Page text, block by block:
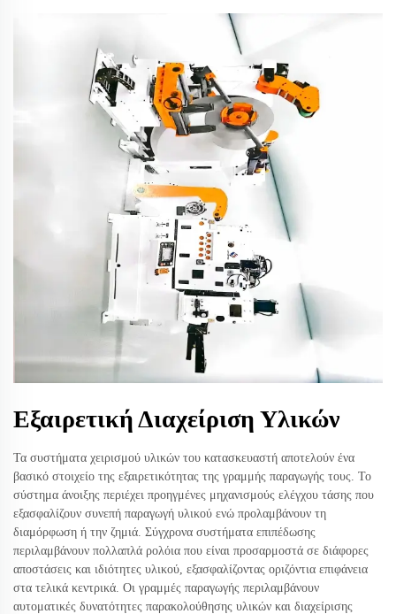
Εξαιρετική Διαχείριση Υλικών
Τα συστήματα χειρισμού υλικών του κατασκευαστή αποτελούν ένα
βασικό στοιχείο της εξαιρετικότητας της γραμμής παραγωγής τους. Το
σύστημα άνοιξης περιέχει προηγμένες μηχανισμούς ελέγχου τάσης που
εξασφαλίζουν συνεπή παραγωγή υλικού ενώ προλαμβάνουν τη
διαμόρφωση ή την ζημιά. Σύγχρονα συστήματα επιπέδωσης
περιλαμβάνουν πολλαπλά ρολόια που είναι προσαρμοστά σε διάφορες
αποστάσεις και ιδιότητες υλικού, εξασφαλίζοντας οριζόντια επιφάνεια
στα τελικά κεντρικά. Οι γραμμές παραγωγής περιλαμβάνουν
αυτοματικές δυνατότητες παρακολούθησης υλικών και διαχείρισης